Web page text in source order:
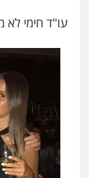
עו"ד חימי לא מפספס 2: עם